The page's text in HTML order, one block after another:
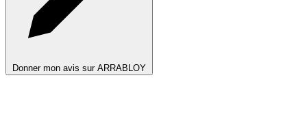
Donner mon avis sur ARRABLOY